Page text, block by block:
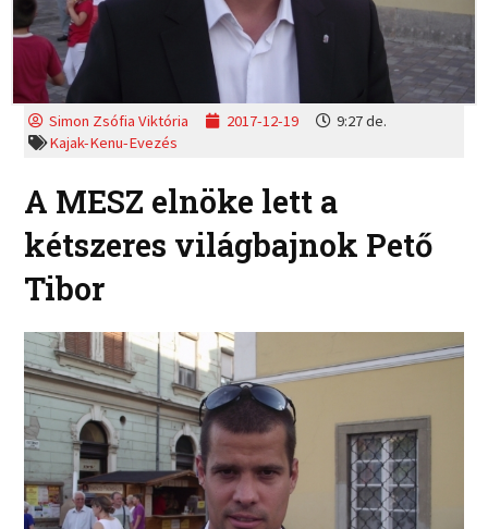
Simon Zsófia Viktória 2017-12-19
9:27 de.
Kajak-Kenu-Evezés
A MESZ elnöke lett a
kétszeres világbajnok Pető
Tibor